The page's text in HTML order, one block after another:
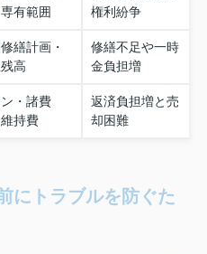
有範囲
権利紛争
繕計画・
高
修繕不足や一時
金負担増
・諸費
持費
返済負担増と売
却困難
にトラブルを防ぐた